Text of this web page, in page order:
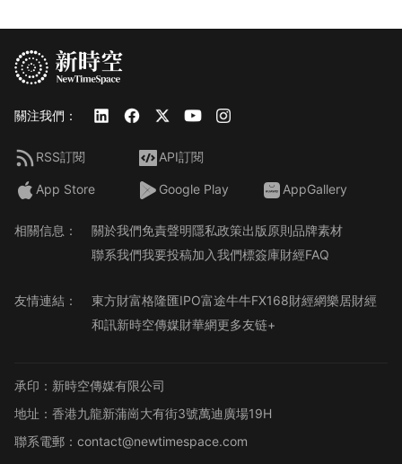
關注我們：
RSS訂閱 API訂閱
App Store Google Play AppGallery
相關信息： 關於我們免責聲明隱私政策出版原則品牌素材
聯系我們我要投稿加入我們標簽庫財經FAQ
友情連結： 東方財富格隆匯IPO富途牛牛FX168財經網樂居財經
和訊新時空傳媒財華網更多友链+
承印：新時空傳媒有限公司
地址：香港九龍新蒲崗大有街3號萬迪廣場19H
聯系電郵：contact@newtimespace.com